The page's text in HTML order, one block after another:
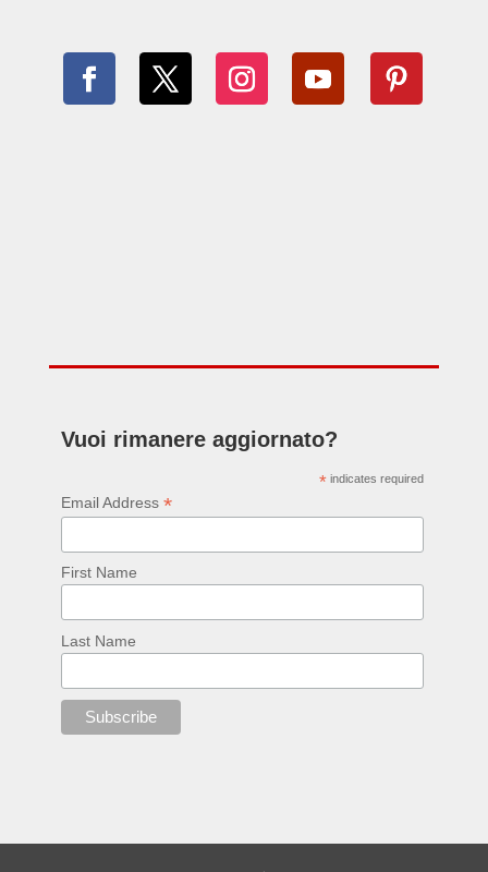
Vuoi rimanere aggiornato?
* indicates required
Email Address *
First Name
Last Name